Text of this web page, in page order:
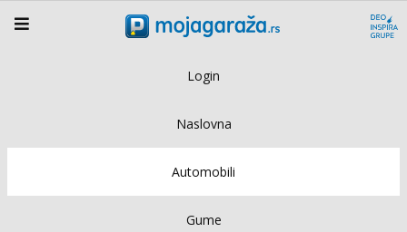
Login
Naslovna
Automobili
Gume